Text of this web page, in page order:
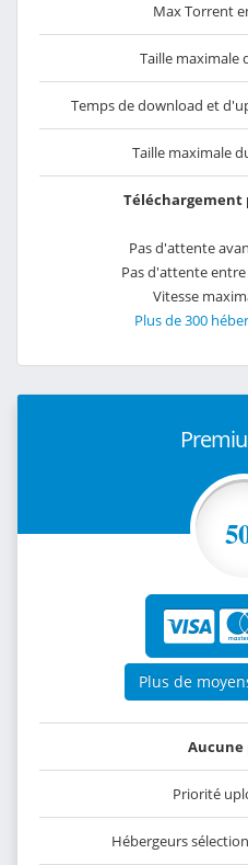
Max Torrent
Taille maximale
Temps de download et
Taille maximale
Pas d'attente
Pas d'attente
Vitesse
Plus de 300
Plus de
Aucune
Priorité
Hébergeurs